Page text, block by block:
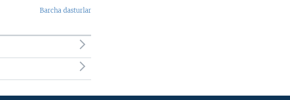
Barcha dasturlar